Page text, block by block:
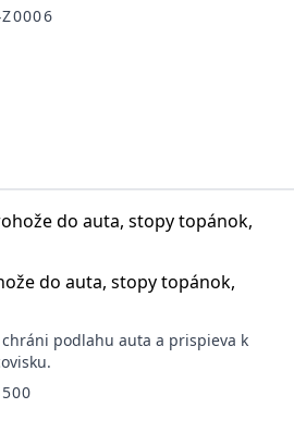
do auta, stopy topánok,
podlahu auta a prispieva k